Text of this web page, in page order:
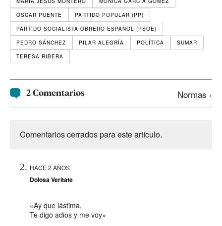
ÓSCAR PUENTE
PARTIDO POPULAR (PP)
PARTIDO SOCIALISTA OBRERO ESPAÑOL (PSOE)
PEDRO SÁNCHEZ
PILAR ALEGRÍA POLÍTICA
SUMAR
TERESA RIBERA
2 Comentarios Normas ›
Comentarios cerrados para este artículo.
HACE 2 AÑOS
Dolosa Veritate
«Ay que lástima.
Te digo adios y me voy»